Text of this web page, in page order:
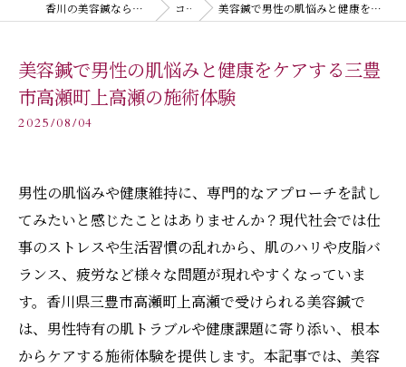
香川の美容鍼なら美容鍼灸サロン HALiNO コラム 美容鍼で男性の肌悩みと健康をケアする三豊市高瀬町上高瀬の施術体験
美容鍼で男性の肌悩みと健康をケアする三豊
市高瀬町上高瀬の施術体験
2025/08/04
男性の肌悩みや健康維持に、専門的なアプローチを試し
てみたいと感じたことはありませんか？現代社会では仕
事のストレスや生活習慣の乱れから、肌のハリや皮脂バ
ランス、疲労など様々な問題が現れやすくなっていま
す。香川県三豊市高瀬町上高瀬で受けられる美容鍼で
は、男性特有の肌トラブルや健康課題に寄り添い、根本
からケアする施術体験を提供します。本記事では、美容